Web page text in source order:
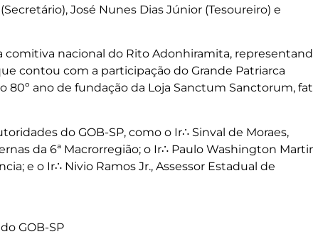
José Nunes Dias Júnior (Tesoureiro) e
nacional do Rito Adonhiramita,
contou com a participação do Grande Patriarca
80º ano de fundação da Loja Sanctum Sanctorum,
do GOB-SP, como o Ir∴ Sinval de Moraes,
da 6ª Macrorregião; o Ir∴ Paulo Washington
e o Ir∴ Nivio Ramos Jr., Assessor Estadual de
GOB-SP